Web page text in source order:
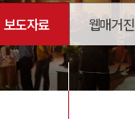
보도자료 웹매거진